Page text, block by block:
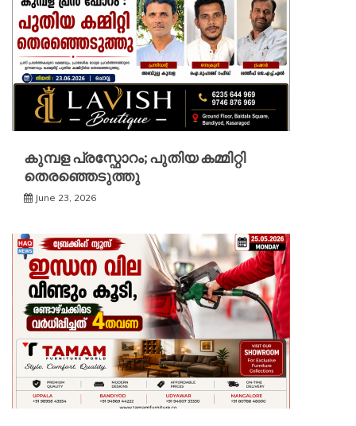
കുമ്പള പ്രസ്ഫോറം; പുതിയ കമ്മിറ്റി
തെരഞ്ഞെടുത്തു
June 23, 2026